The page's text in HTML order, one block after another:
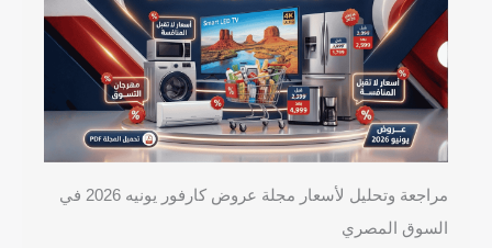
مراجعة وتحليل لأسعار مجلة عروض كارفور يونيه 2026 في
السوق المصري